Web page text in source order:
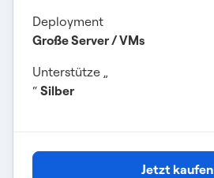
Deployment
Große Server / VMs
Unterstütze „
“ Silber
Jetzt kaufen